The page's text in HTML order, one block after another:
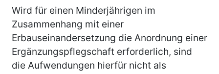
Wird für einen Minderjährigen im
Zusammenhang mit einer
Erbauseinandersetzung die Anordnung einer
Ergänzungspflegschaft erforderlich, sind
die Aufwendungen hierfür nicht als